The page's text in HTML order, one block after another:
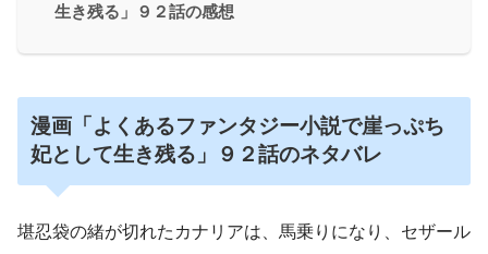
生き残る」９２話の感想
漫画「よくあるファンタジー小説で崖っぷち
妃として生き残る」９２話のネタバレ
堪忍袋の緒が切れたカナリアは、馬乗りになり、セザール